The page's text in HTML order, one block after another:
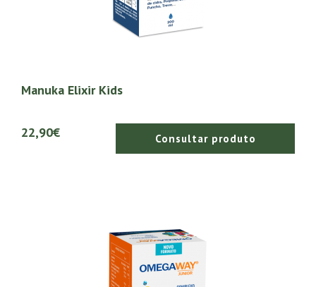
Manuka Elixir Kids
22,90€ Consultar produto